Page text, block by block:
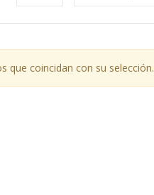
que coincidan con su selección.